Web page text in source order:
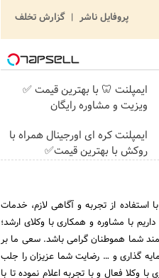
پروفایل ناشر
گزارش تخلف
ایمپلنت 🦷 با بهترین قیمت ✅
ویزیت و مشاوره رایگان
ایمپلنت کره ای اورجینال همراه با
روکش با بهترین قیمت✅
استفاده از تجربه و آگاهی لازم، خدمات
با مشاوره و همکاری با وکلای ارشد؛
شما هموطنان گرامی باشد. سعی ما بر
گذاری و … رضایت شما عزیزان را جلب
فعال و با تجربه اعلام نموده تا با